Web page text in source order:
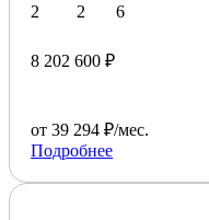
2
2
6
8 202 600 ₽
от 39 294 ₽/мес.
Подробнее